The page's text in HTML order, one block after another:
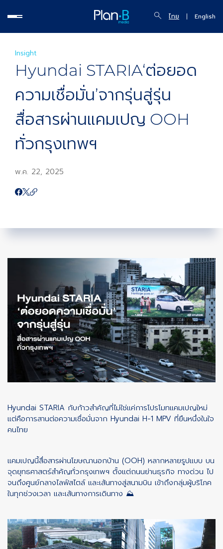
ไทย English
Insight
Hyundai STARIA‘ต่อยอด
ความเชื่อมั่น’จากรุ่นสู่รุ่น
สื่อสารผ่านแคมเปญ OOH
ทั่วกรุงเทพฯ
พ.ค. 22, 2025
Hyundai STARIA กับก้าวสำคัญที่ไม่ใช่แค่การโปรโมทแคมเปญใหม่
แต่คือการสานต่อความเชื่อมั่นจาก Hyundai H-1 MPV ที่ยืนหนึ่งในใจ
คนไทย
แคมเปญนี้สื่อสารผ่านโฆษณานอกบ้าน (OOH) หลากหลายรูปแบบ บน
จุดยุทธศาสตร์สำคัญทั่วกรุงเทพฯ ตั้งแต่ถนนย่านธุรกิจ ทางด่วน ไป
จนถึงศูนย์กลางไลฟ์สไตล์ และเส้นทางสู่สนามบิน เข้าถึงกลุ่มผู้บริโภค
ในทุกช่วงเวลา และเส้นทางการเดินทาง ⛰️